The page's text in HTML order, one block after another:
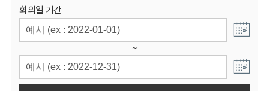
위
원
회의일 기간
~